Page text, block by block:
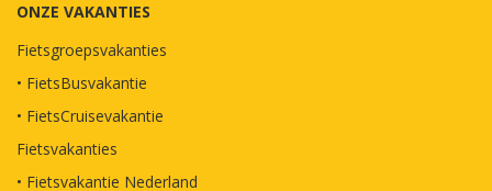
ONZE VAKANTIES
Fietsgroepsvakanties
• FietsBusvakantie
• FietsCruisevakantie
Fietsvakanties
• Fietsvakantie Nederland